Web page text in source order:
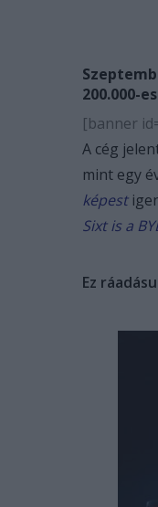
200.000-
[banner
A cég
mint egy
képest
Sixt is a
Ez